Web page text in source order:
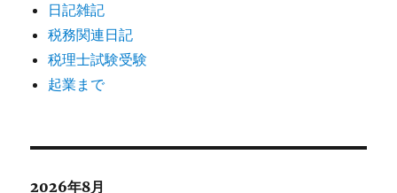
日記雑記
税務関連日記
税理士試験受験
起業まで
2026年8月